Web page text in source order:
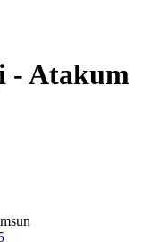
- Atakum